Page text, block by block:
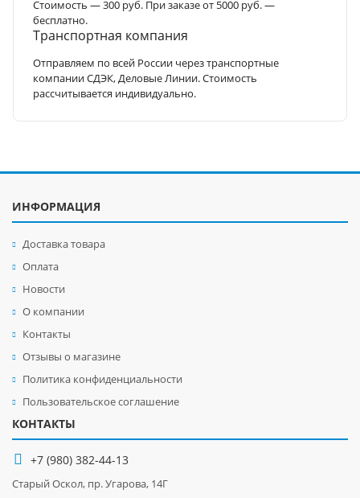
Стоимость — 300 руб. При заказе от 5000 руб. —
бесплатно.
Транспортная компания
Отправляем по всей России через транспортные
компании СДЭК, Деловые Линии. Стоимость
рассчитывается индивидуально.
ИНФОРМАЦИЯ
Доставка товара
Оплата
Новости
О компании
Контакты
Отзывы о магазине
Политика конфиденциальности
Пользовательское соглашение
КОНТАКТЫ
+7 (980) 382-44-13
Старый Оскол, пр. Угарова, 14Г